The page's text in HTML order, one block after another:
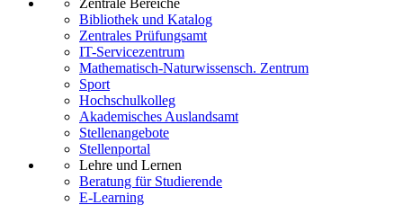
Zentrale Bereiche
Bibliothek und Katalog
Zentrales Prüfungsamt
IT-Servicezentrum
Mathematisch-Naturwissensch. Zentrum
Sport
Hochschulkolleg
Akademisches Auslandsamt
Stellenangebote
Stellenportal
Lehre und Lernen
Beratung für Studierende
E-Learning